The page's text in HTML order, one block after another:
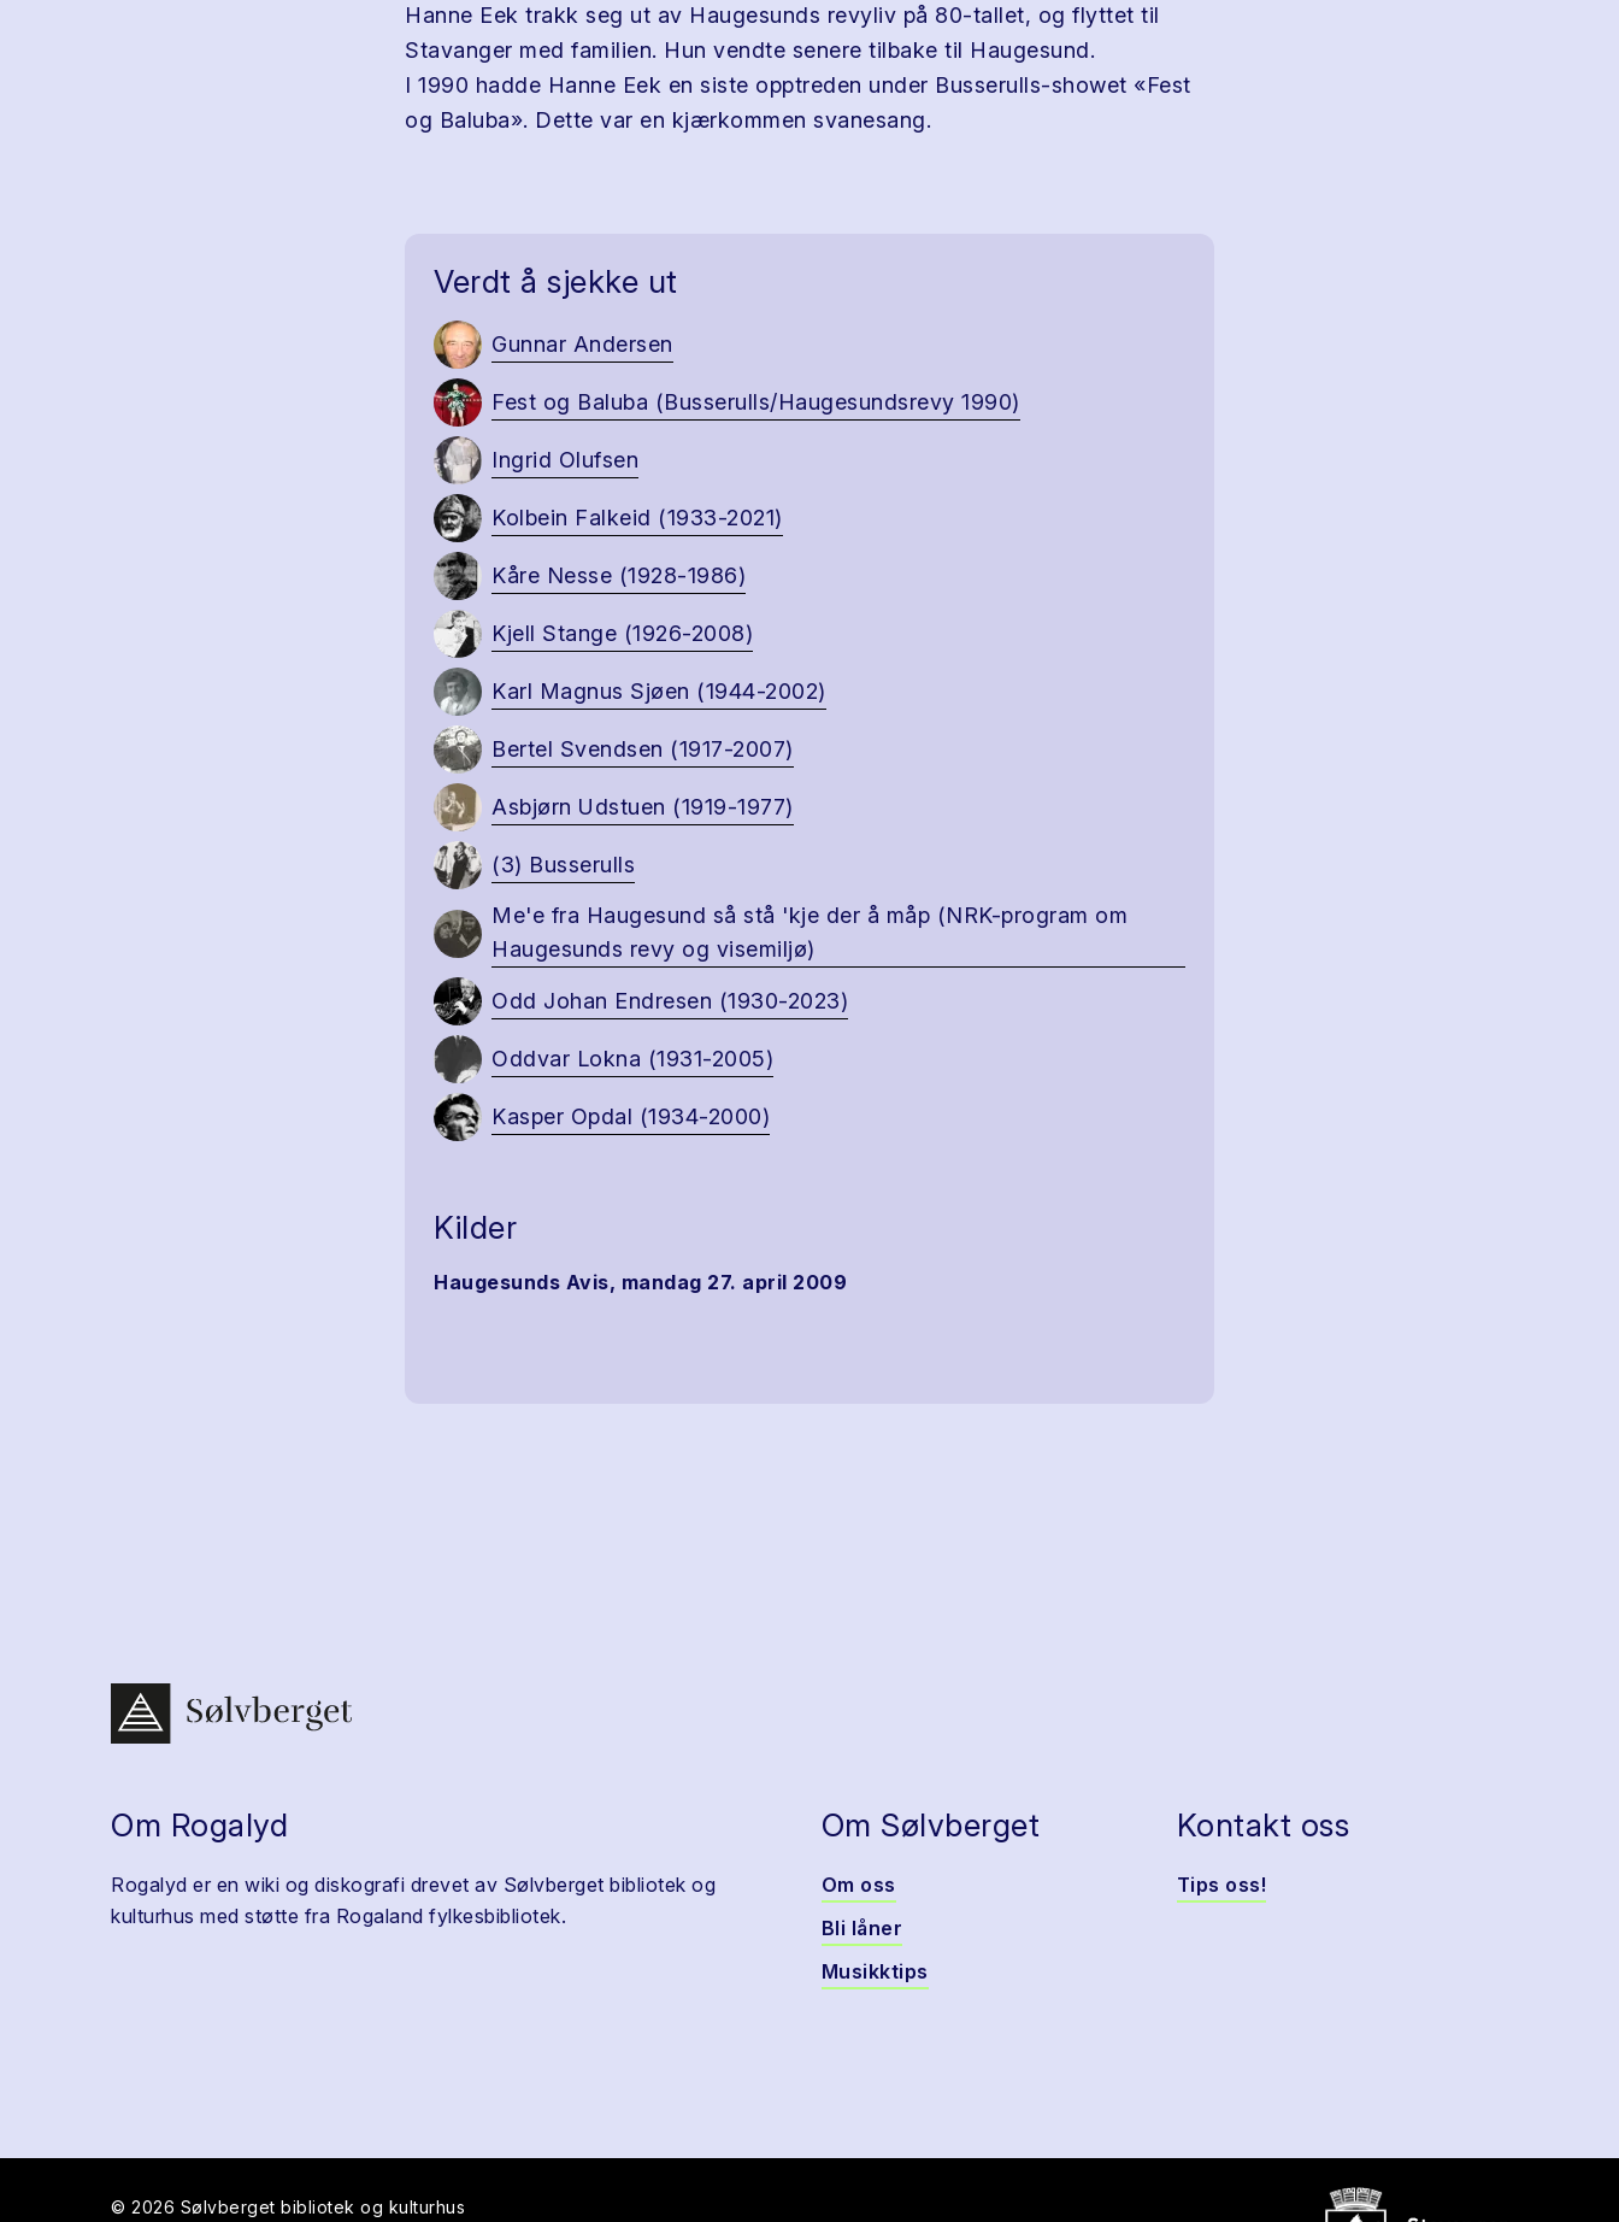
Hanne Eek trakk seg ut av Haugesunds revyliv på 80-tallet, og flyttet til
Stavanger med familien. Hun vendte senere tilbake til Haugesund.
I 1990 hadde Hanne Eek en siste opptreden under Busserulls-showet «Fest
og Baluba». Dette var en kjærkommen svanesang.
Verdt å sjekke ut
Gunnar Andersen
Fest og Baluba (Busserulls/Haugesundsrevy 1990)
Ingrid Olufsen
Kolbein Falkeid (1933-2021)
Kåre Nesse (1928-1986)
Kjell Stange (1926-2008)
Karl Magnus Sjøen (1944-2002)
Bertel Svendsen (1917-2007)
Asbjørn Udstuen (1919-1977)
(3) Busserulls
Me'e fra Haugesund så stå 'kje der å måp (NRK-program om
Haugesunds revy og visemiljø)
Odd Johan Endresen (1930-2023)
Oddvar Lokna (1931-2005)
Kasper Opdal (1934-2000)
Kilder
Haugesunds Avis, mandag 27. april 2009
Om Rogalyd
Rogalyd er en wiki og diskografi drevet av Sølvberget bibliotek og
kulturhus med støtte fra Rogaland fylkesbibliotek.
Om Sølvberget
Om oss
Bli låner
Musikktips
Kontakt oss
Tips oss!
© 2026 Sølvberget bibliotek og kulturhus